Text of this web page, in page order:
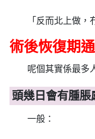
「反而北上做，
術後恢復期
呢個其實係最多
頭幾日會有腫脹
一般：